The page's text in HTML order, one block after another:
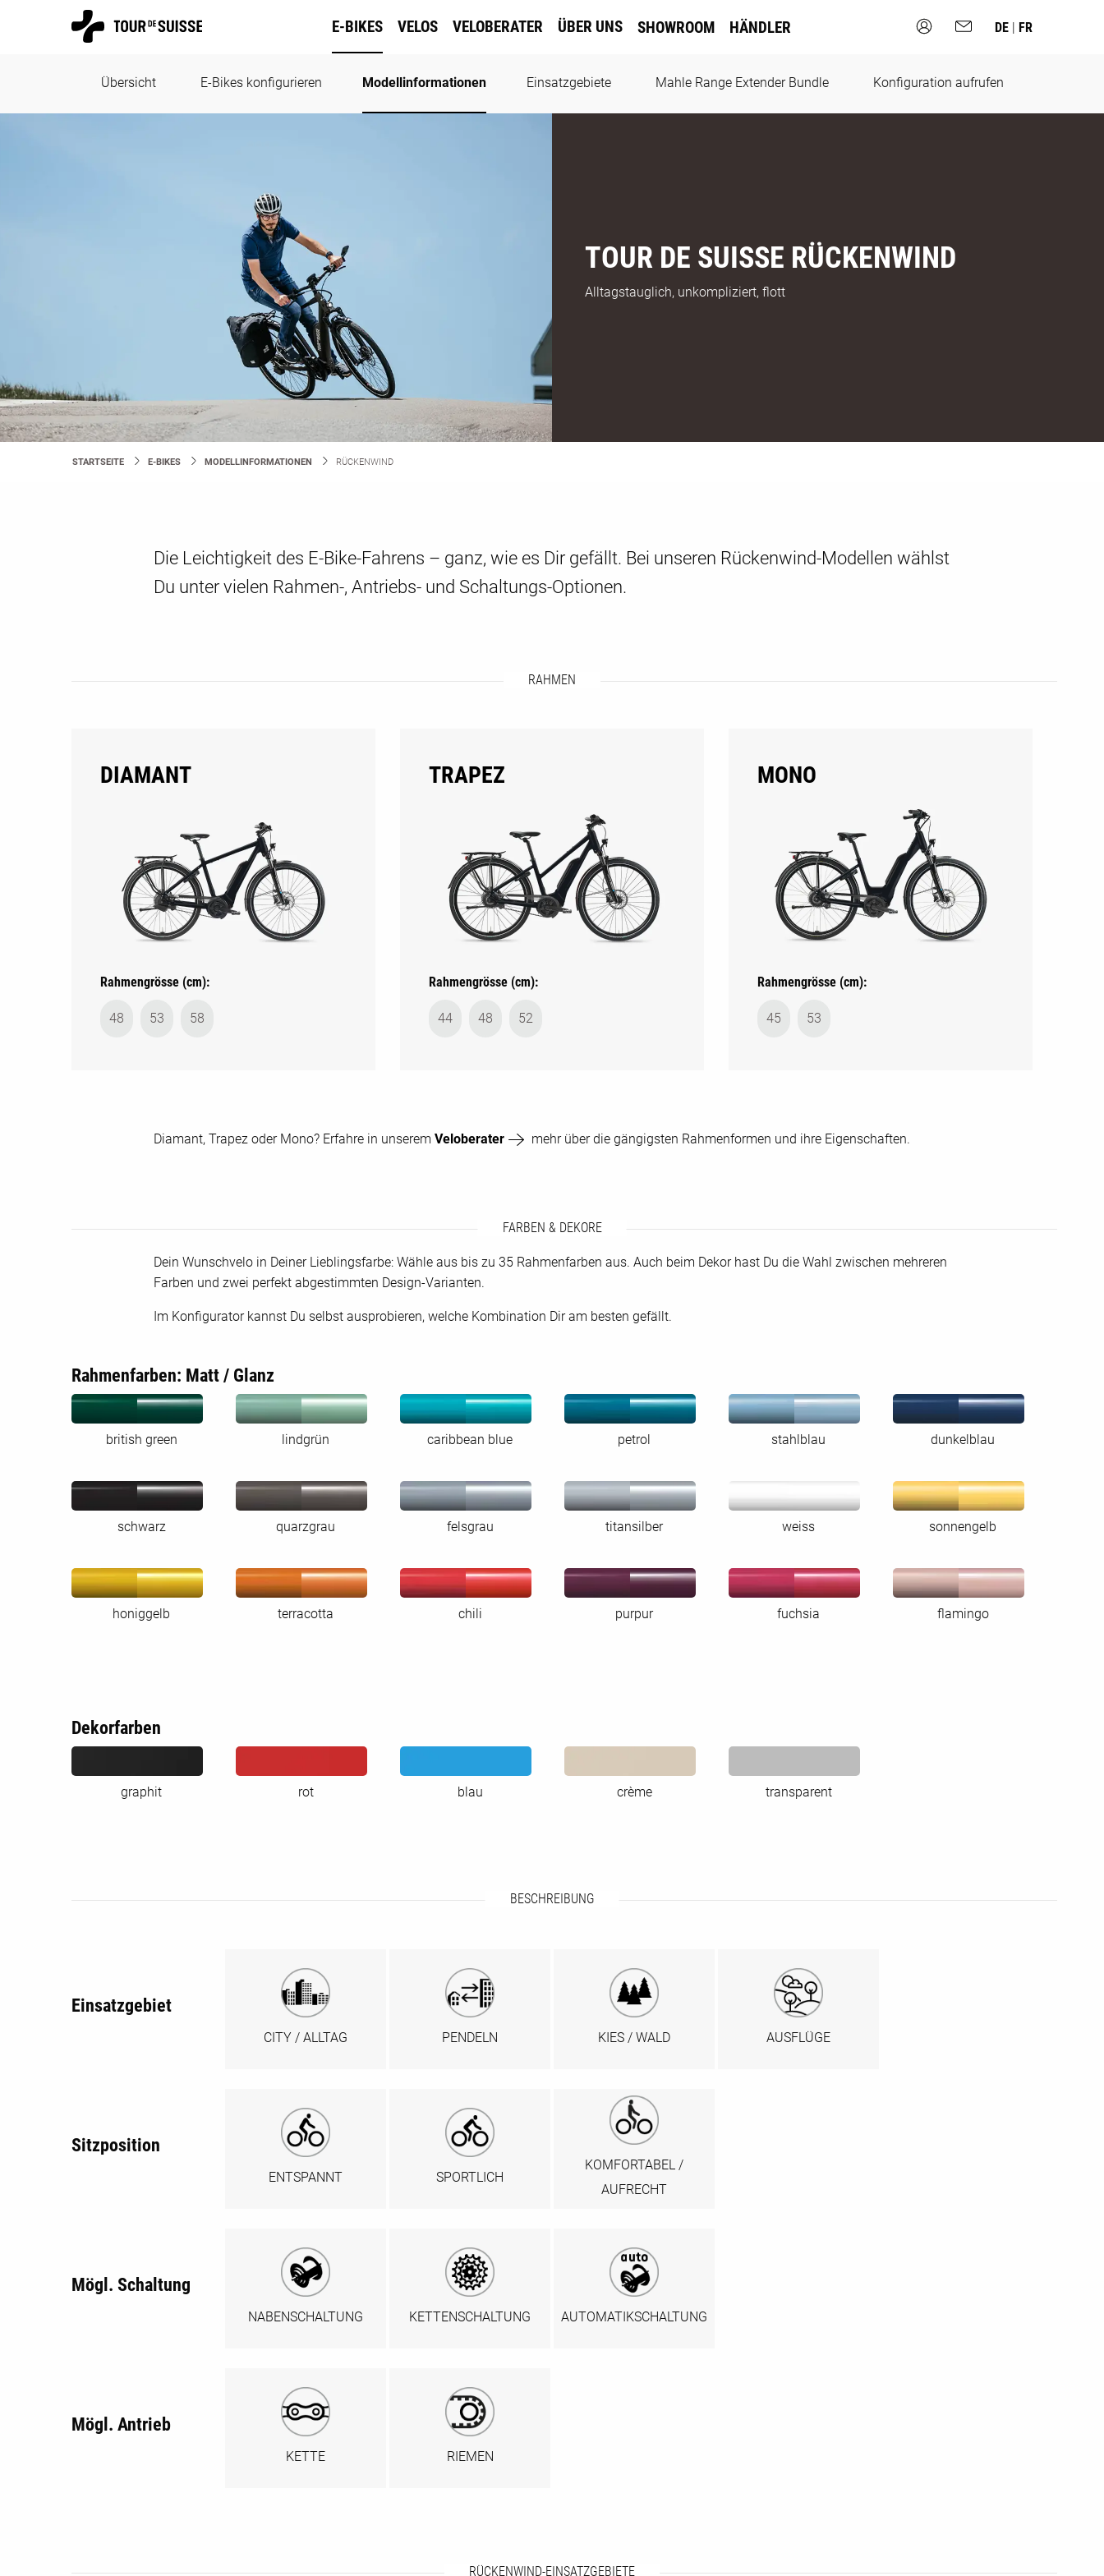
E-BIKES VELOS VELOBERATER ÜBER UNS SHOWROOM HÄNDLER DE | FR
Übersicht E-Bikes konfigurieren Modellinformationen Einsatzgebiete Mahle Range Extender Bundle Konfiguration aufrufen
TOUR DE SUISSE RÜCKENWIND
Alltagstauglich, unkompliziert, flott
STARTSEITE E-BIKES MODELLINFORMATIONEN CURRENT:
RÜCKENWIND
Die Leichtigkeit des E-Bike-Fahrens – ganz, wie es Dir gefällt. Bei unseren Rückenwind-Modellen wählst
Du unter vielen Rahmen-, Antriebs- und Schaltungs-Optionen.
RAHMEN
DIAMANT
Rahmengrösse (cm):
48 53 58
TRAPEZ
Rahmengrösse (cm):
44 48 52
MONO
Rahmengrösse (cm):
45 53
Diamant, Trapez oder Mono? Erfahre in unserem Veloberater mehr über die gängigsten Rahmenformen und ihre Eigenschaften.
FARBEN & DEKORE
Dein Wunschvelo in Deiner Lieblingsfarbe: Wähle aus bis zu 35 Rahmenfarben aus. Auch beim Dekor hast Du die Wahl zwischen mehreren
Farben und zwei perfekt abgestimmten Design-Varianten.
Im Konfigurator kannst Du selbst ausprobieren, welche Kombination Dir am besten gefällt.
Rahmenfarben: Matt / Glanz
british green lindgrün caribbean blue petrol stahlblau dunkelblau
schwarz quarzgrau felsgrau titansilber weiss sonnengelb
honiggelb terracotta chili purpur fuchsia flamingo
Dekorfarben
graphit rot blau crème transparent
BESCHREIBUNG
Einsatzgebiet
CITY / ALLTAG PENDELN KIES / WALD AUSFLÜGE
Sitzposition
ENTSPANNT SPORTLICH
KOMFORTABEL /
AUFRECHT
Mögl. Schaltung
NABENSCHALTUNG KETTENSCHALTUNG AUTOMATIKSCHALTUNG
Mögl. Antrieb
KETTE RIEMEN
RÜCKENWIND-EINSATZGEBIETE